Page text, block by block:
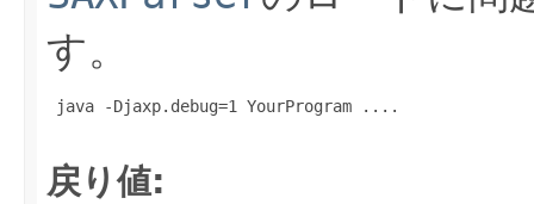
す。
java -Djaxp.debug=1 YourProgram ....
戻り値: